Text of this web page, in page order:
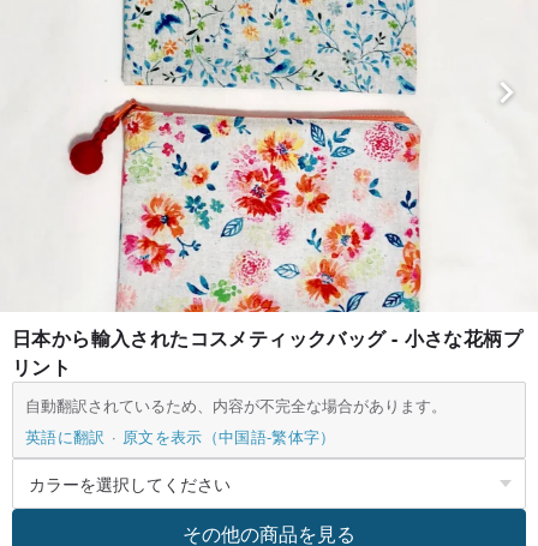
日本から輸入されたコスメティックバッグ - 小さな花柄プ
リント
自動翻訳されているため、内容が不完全な場合があります。
英語に翻訳
原文を表示（中国語-繁体字）
その他の商品を見る